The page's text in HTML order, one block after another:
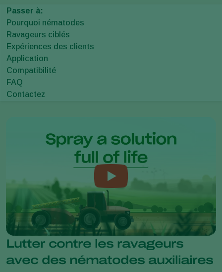
Passer à:
Pourquoi nématodes
Ravageurs ciblés
Expériences des clients
Application
Compatibilité
FAQ
Contactez
Lutter contre les ravageurs
avec des nématodes auxiliaires